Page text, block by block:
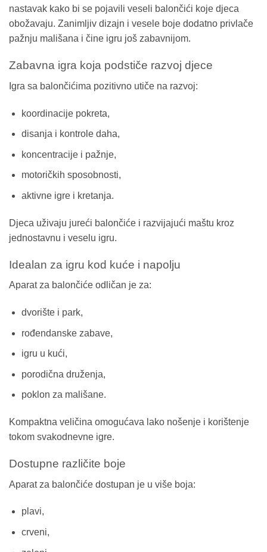
nastavak kako bi se pojavili veseli balončići koje djeca
obožavaju. Zanimljiv dizajn i vesele boje dodatno privlače
pažnju mališana i čine igru još zabavnijom.
Zabavna igra koja podstiče razvoj djece
Igra sa balončićima pozitivno utiče na razvoj:
koordinacije pokreta,
disanja i kontrole daha,
koncentracije i pažnje,
motoričkih sposobnosti,
aktivne igre i kretanja.
Djeca uživaju jureći balončiće i razvijajući maštu kroz
jednostavnu i veselu igru.
Idealan za igru kod kuće i napolju
Aparat za balončiće odličan je za:
dvorište i park,
rođendanske zabave,
igru u kući,
porodična druženja,
poklon za mališane.
Kompaktna veličina omogućava lako nošenje i korištenje
tokom svakodnevne igre.
Dostupne različite boje
Aparat za balončiće dostupan je u više boja:
plavi,
crveni,